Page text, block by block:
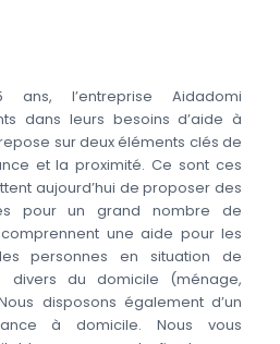
l’entreprise Aidadomi
dans leurs besoins d’aide à
sur deux éléments clés de
et la proximité. Ce sont ces
aujourd’hui de proposer des
pour un grand nombre de
une aide pour les
personnes en situation de
divers du domicile (ménage,
disposons également d’un
à domicile. Nous vous